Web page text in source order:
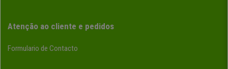
Atenção ao cliente e pedidos
Formulario de Contacto